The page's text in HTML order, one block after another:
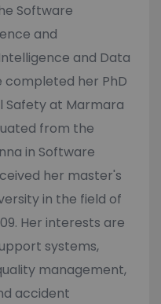
Software
and
and Data
completed her PhD
Safety at Marmara
from the
in Software
her master's
in the field of
Her interests are
systems,
management,
accident